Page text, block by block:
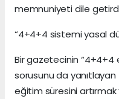
memnuniyeti dile
“4+4+4 sistemi yasal
Bir gazetecinin “4+4+4
sorusunu da
eğitim süresini artırmak